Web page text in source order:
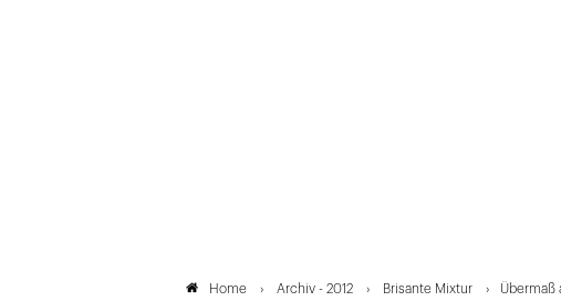
Home Archiv - 2012 Brisante Mixtur Übermaß